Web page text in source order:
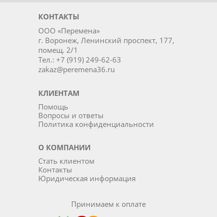
КОНТАКТЫ
ООО «Перемена»
г. Воронеж, Ленинский проспект, 177,
помещ. 2/1
Тел.: +7 (919) 249-62-63
zakaz@peremena36.ru
КЛИЕНТАМ
Помощь
Вопросы и ответы
Политика конфиденциальности
О КОМПАНИИ
Стать клиентом
Контакты
Юридическая информация
Принимаем к оплате